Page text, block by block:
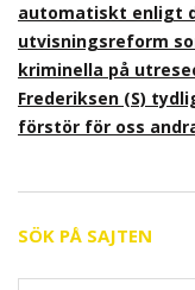
automatiskt enligt
utvisningsreform
kriminella på
Frederiksen (S)
förstör för oss
SÖK PÅ SAJTEN